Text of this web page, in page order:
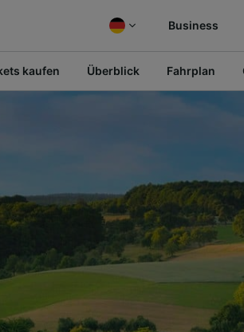
Business
kaufen Überblick Fahrplan